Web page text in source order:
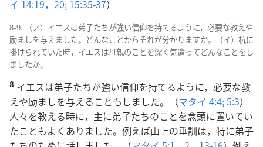
イ 14:19，20; 15:35-37）
8-9. （ア）イエスは弟子たちが強い信仰を持てるように，必要な教えや
励ましを与えました。どんなことからそれが分かりますか。（イ）杭に
掛けられていた時，イエスは母親のことを深く気遣ってどんなことをし
ましたか。
8 イエスは弟子たちが強い信仰を持てるように，必要な教
えや励ましを与えることもしました。（マタイ 4:4;5:3）
人々を教える時に，主に弟子たちのことを念頭に置いてい
たこともよくありました。例えば山上の垂訓は，特に弟子